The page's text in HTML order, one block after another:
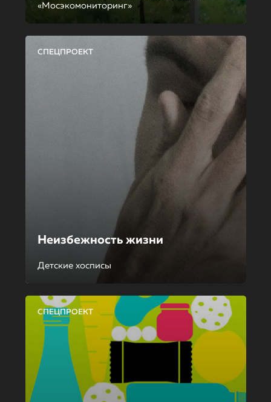
«Мосэкомониторинг»
СПЕЦПРОЕКТ
Неизбежность жизни
Детские хосписы
СПЕЦПРОЕКТ